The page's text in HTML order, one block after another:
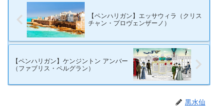
【ペンハリガン】エッサウィラ（クリス
チャン・プロヴェンザーノ）
【ペンハリガン】ケンジントン アンバー
（ファブリス・ペルグラン）
黒水仙